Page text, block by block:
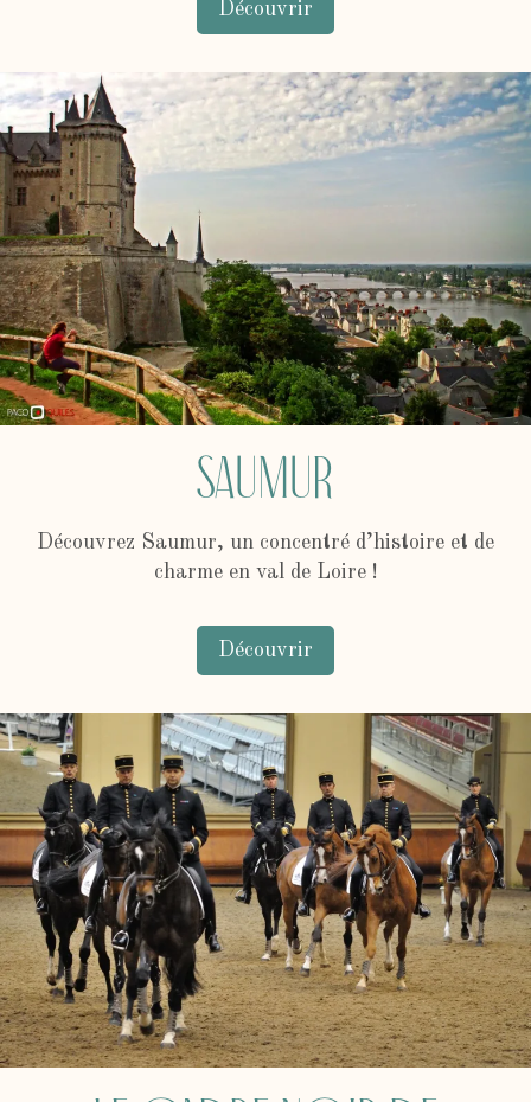
Découvrir
Saumur
Découvrez Saumur, un concentré d’histoire et de
charme en val de Loire !
Découvrir